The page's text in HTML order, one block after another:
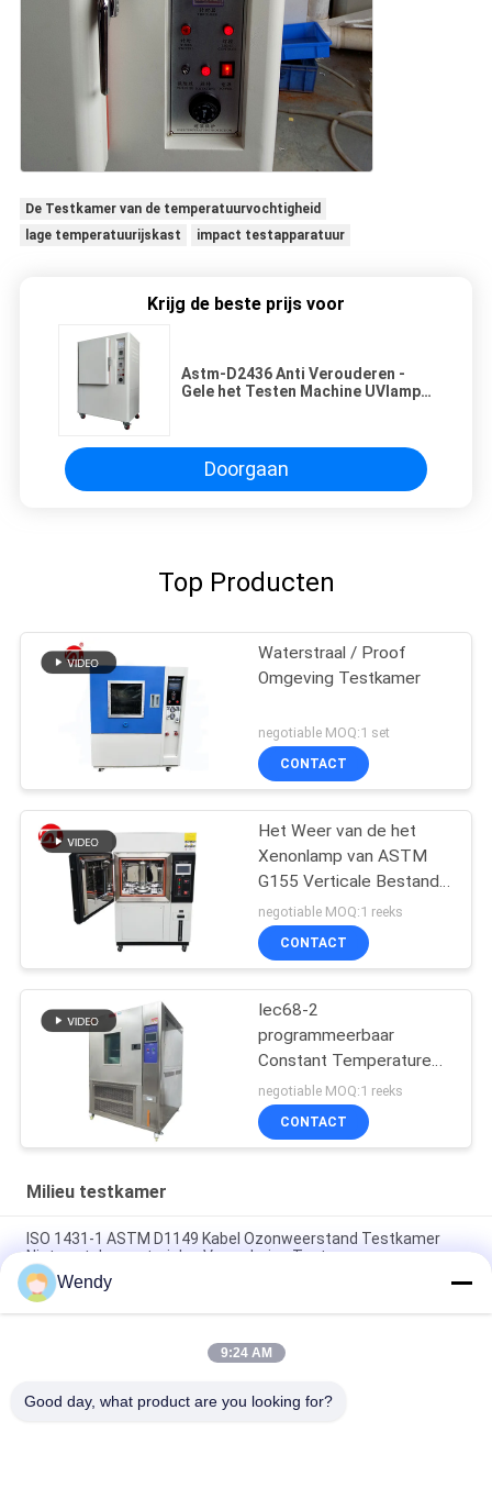
De Testkamer van de temperatuurvochtigheid
lage temperatuurijskast
impact testapparatuur
Krijg de beste prijs voor
Astm-D2436 Anti Verouderen -
Gele het Testen Machine UVlamp
Doorgaan
Top Producten
Waterstraal / Proof
Omgeving Testkamer
negotiable MOQ:1 set
CONTACT
Het Weer van de het
Xenonlamp van ASTM
G155 Verticale Bestand
het Testen Machine
negotiable MOQ:1 reeks
CONTACT
Iec68-2
programmeerbaar
Constant Temperature
And Humidity Machine
negotiable MOQ:1 reeks
CONTACT
Milieu testkamer
ISO 1431-1 ASTM D1149 Kabel Ozonweerstand Testkamer
Niet-metalen materialen Veroudering Tester
ISO 187 TAPPI T 402 Kamer met constante temperatuur en
vochtigheid voor papierconditionering Milieutestkamer
SUS304 het binnenlandse Programmeerbare Materiaal Op
Wendy
9:24 AM
Good day, what product are you looking for?